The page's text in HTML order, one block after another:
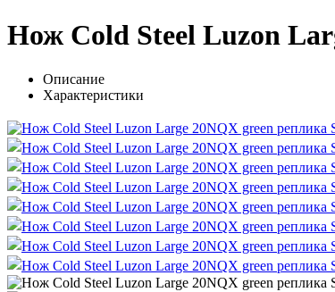
Нож Cold Steel Luzon
Описание
Характеристики